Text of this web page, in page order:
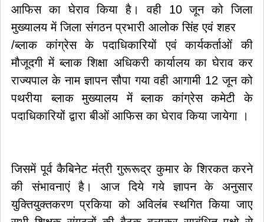
आफिस का घेराव किया है। वही 10 जून को जिला
मुख्यालय में जिला संगठन प्रभारी आलोक सिंह एवं शहर
/ब्लाक कांग्रेस के पदाधिकारियों एवं कार्यकर्ताओं की
मौजूदगी में ब्लाक शिक्षा अधिकरी कार्यालय का घेराव कर
राज्यपाल के नाम ज्ञापन सौपा गया वही आगामी 12 जून को
पथरीया ब्लाक मुख्यालय में ब्लाक कांग्रेस कमेटी के
पदाधिकारियों द्वारा बीओं आफिस का घेराव किया जायेगा ।
जिसमें पूर्व कैबिनेट मंत्री गुरूरूद्र कुमार के शिरकत करने
की संभावनाएं है। आज दिये गये ज्ञापन के अनुसार
युक्तियुक्तकरण प्रकिया को अविलंब स्थगित किया जाए